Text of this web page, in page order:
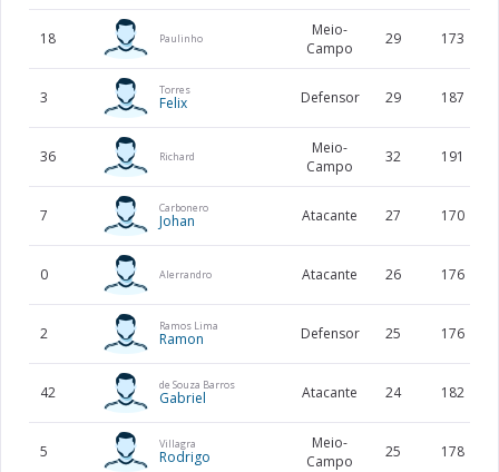
18 Paulinho
Meio-
Campo
29 173
3 Torres
Felix Defensor 29 187
36 Richard
Meio-
Campo
32 191
7 Carbonero
Johan Atacante 27 170
0 Alerrandro Atacante 26 176
2 Ramos Lima
Ramon Defensor 25 176
42 de Souza Barros
Gabriel Atacante 24 182
5 Villagra
Rodrigo
Meio-
Campo
25 178